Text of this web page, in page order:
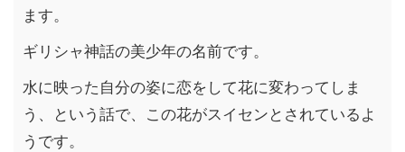
ます。
ギリシャ神話の美少年の名前です。
水に映った自分の姿に恋をして花に変わってしま
う、という話で、この花がスイセンとされているよ
うです。